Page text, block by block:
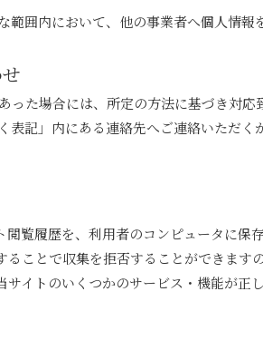
囲内において、他の事業者へ個人情報
った場合には、所定の方法に基づき対
表記」内にある連絡先へご連絡いただ
覧履歴を、利用者のコンピュータに保
ることで収集を拒否することができます
イトのいくつかのサービス・機能が正